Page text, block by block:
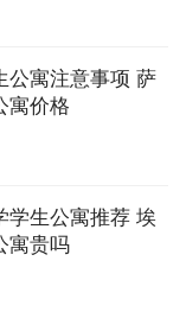
公寓注意事项 萨
寓价格
学生公寓推荐 埃
寓贵吗